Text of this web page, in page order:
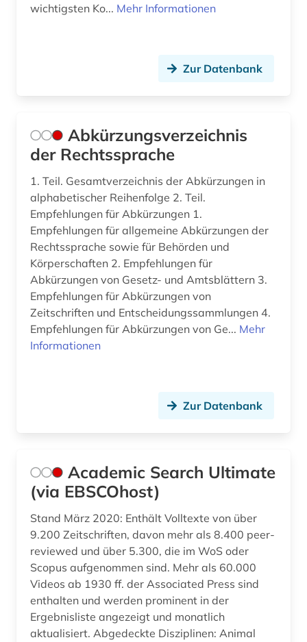
bibliothek (3)
bibliothekskatalog plus (1)
bilanz (4)
bilanzrecht (14)
bilanzsteuerrecht (1)
bildnis (1)
bildstock (1)
bildungsforschung (1)
biografie (1)
biographie (3)
biologie (2)
bosnien und herzegowina (2)
branchenberichte (1)
brandenburg (4)
brandschutz (3)
brasilien (1)
bremen (1)
buchbestand (1)
wichtigsten Ko... Mehr Informationen
Zur Datenbank
Abkürzungsverzeichnis
der Rechtssprache
1. Teil. Gesamtverzeichnis der Abkürzungen in
alphabetischer Reihenfolge 2. Teil.
Empfehlungen für Abkürzungen 1.
Empfehlungen für allgemeine Abkürzungen der
Rechtssprache sowie für Behörden und
Körperschaften 2. Empfehlungen für
Abkürzungen von Gesetz- und Amtsblättern 3.
Empfehlungen für Abkürzungen von
Zeitschriften und Entscheidungssammlungen 4.
Empfehlungen für Abkürzungen von Ge... Mehr
Informationen
Zur Datenbank
Academic Search Ultimate
(via EBSCOhost)
Stand März 2020: Enthält Volltexte von über
9.200 Zeitschriften, davon mehr als 8.400 peer-
reviewed und über 5.300, die im WoS oder
Scopus aufgenommen sind. Mehr als 60.000
Videos ab 1930 ff. der Associated Press sind
enthalten und werden prominent in der
Ergebnisliste angezeigt und monatlich
aktualisiert. Abgedeckte Disziplinen: Animal